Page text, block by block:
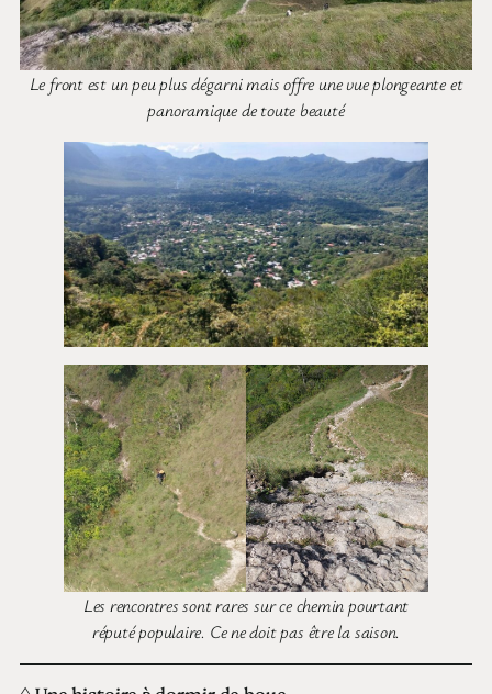
Le front est un peu plus dégarni mais offre une vue plongeante et
panoramique de toute beauté
Les rencontres sont rares sur ce chemin pourtant
réputé populaire. Ce ne doit pas être la saison.